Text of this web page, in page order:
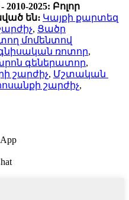
2025: Բոլոր
են։ Կայքի քարտեզ
, Ցածր
մոմենտով
ռոտոր,
գեներատոր,
շարժիչ, Մշտական ​​
շարժիչ,